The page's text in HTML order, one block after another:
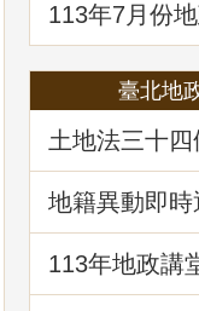
113年7月份
政救濟案件
臺北地
土地法三十
修正內容解析
地籍異動即
級
113年地政講